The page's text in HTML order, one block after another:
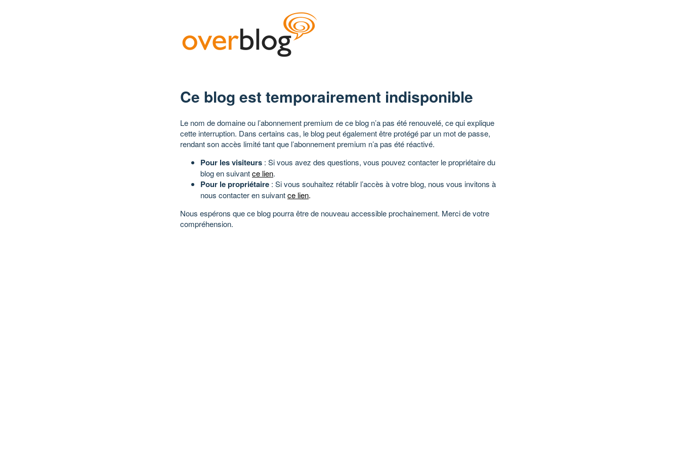
Ce blog est temporairement indisponible
Le nom de domaine ou l’abonnement premium de ce blog n’a pas été renouvelé, ce qui explique
cette interruption. Dans certains cas, le blog peut également être protégé par un mot de passe,
rendant son accès limité tant que l’abonnement premium n’a pas été réactivé.
Pour les visiteurs : Si vous avez des questions, vous pouvez contacter le propriétaire du
blog en suivantce lien.
Pour le propriétaire : Si vous souhaitez rétablir l’accès à votre blog, nous vous invitons à
nous contacter en suivantce lien.
Nous espérons que ce blog pourra être de nouveau accessible prochainement. Merci de votre
compréhension.